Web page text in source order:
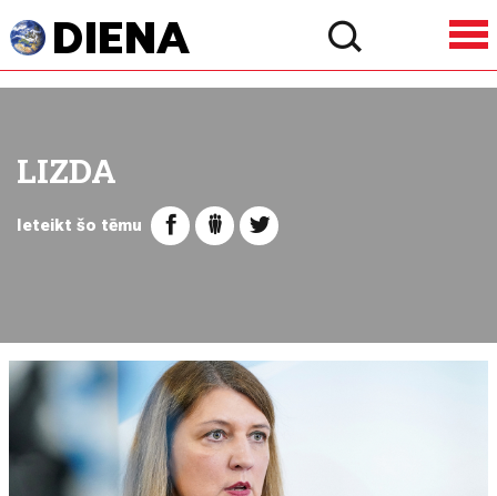
LIZDA
Ieteikt šo tēmu